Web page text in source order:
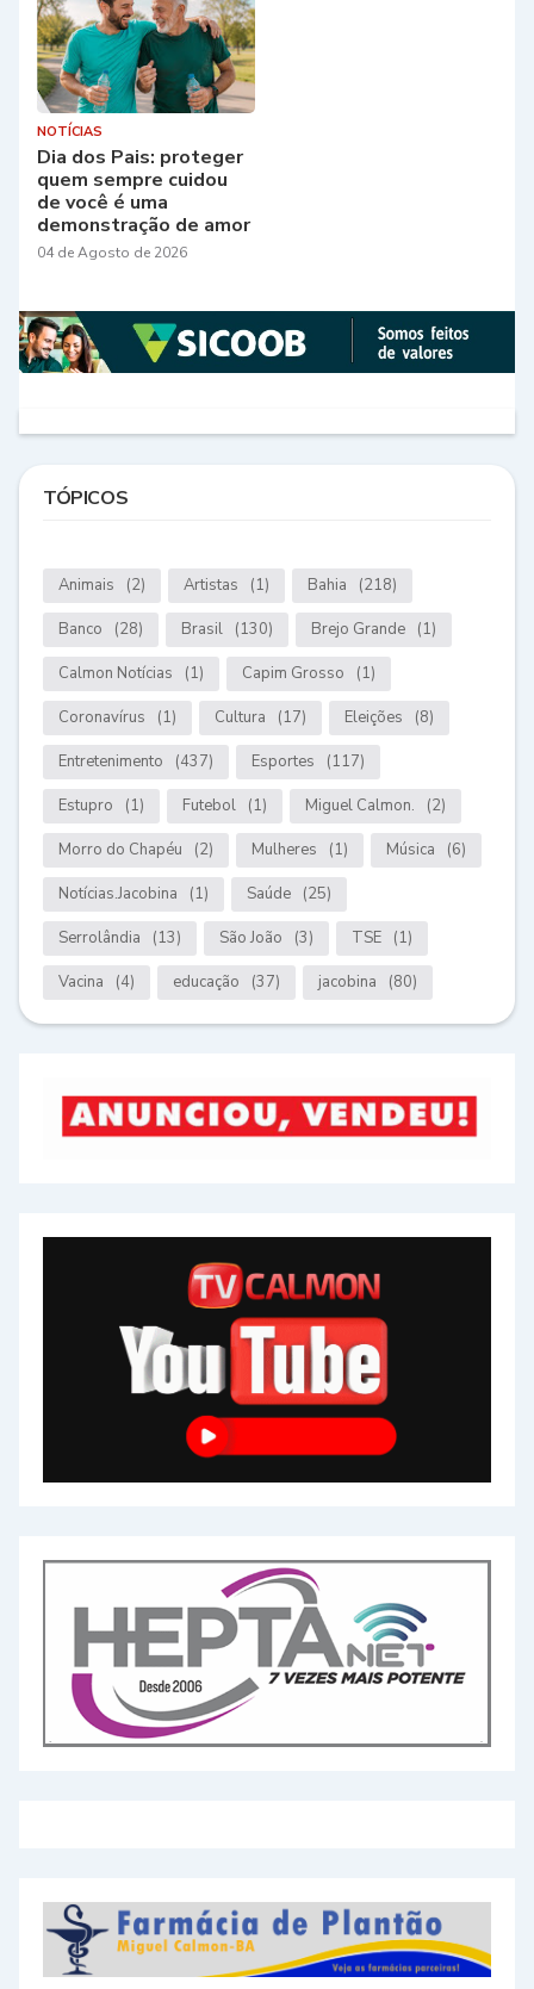
NOTÍCIAS
Dia dos Pais: proteger
quem sempre cuidou
de você é uma
demonstração de amor
04 de Agosto de 2026
TÓPICOS
Animais (2) Artistas (1) Bahia (218)
Banco (28) Brasil (130) Brejo Grande (1)
Calmon Notícias (1) Capim Grosso (1)
Coronavírus (1) Cultura (17) Eleições (8)
Entretenimento (437) Esportes (117)
Estupro (1) Futebol (1) Miguel Calmon. (2)
Morro do Chapéu (2) Mulheres (1) Música (6)
Notícias.Jacobina (1) Saúde (25)
Serrolândia (13) São João (3) TSE (1)
Vacina (4) educação (37) jacobina (80)